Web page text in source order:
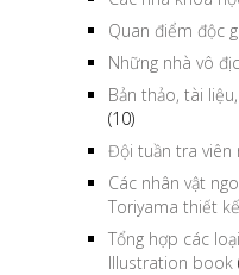
Quan điểm độc
Những nhà vô
Bản thảo, tài
(10)
Đội tuần tra viên
Các nhân vật
Toriyama thiết kế
Tổng hợp các
Illustration book